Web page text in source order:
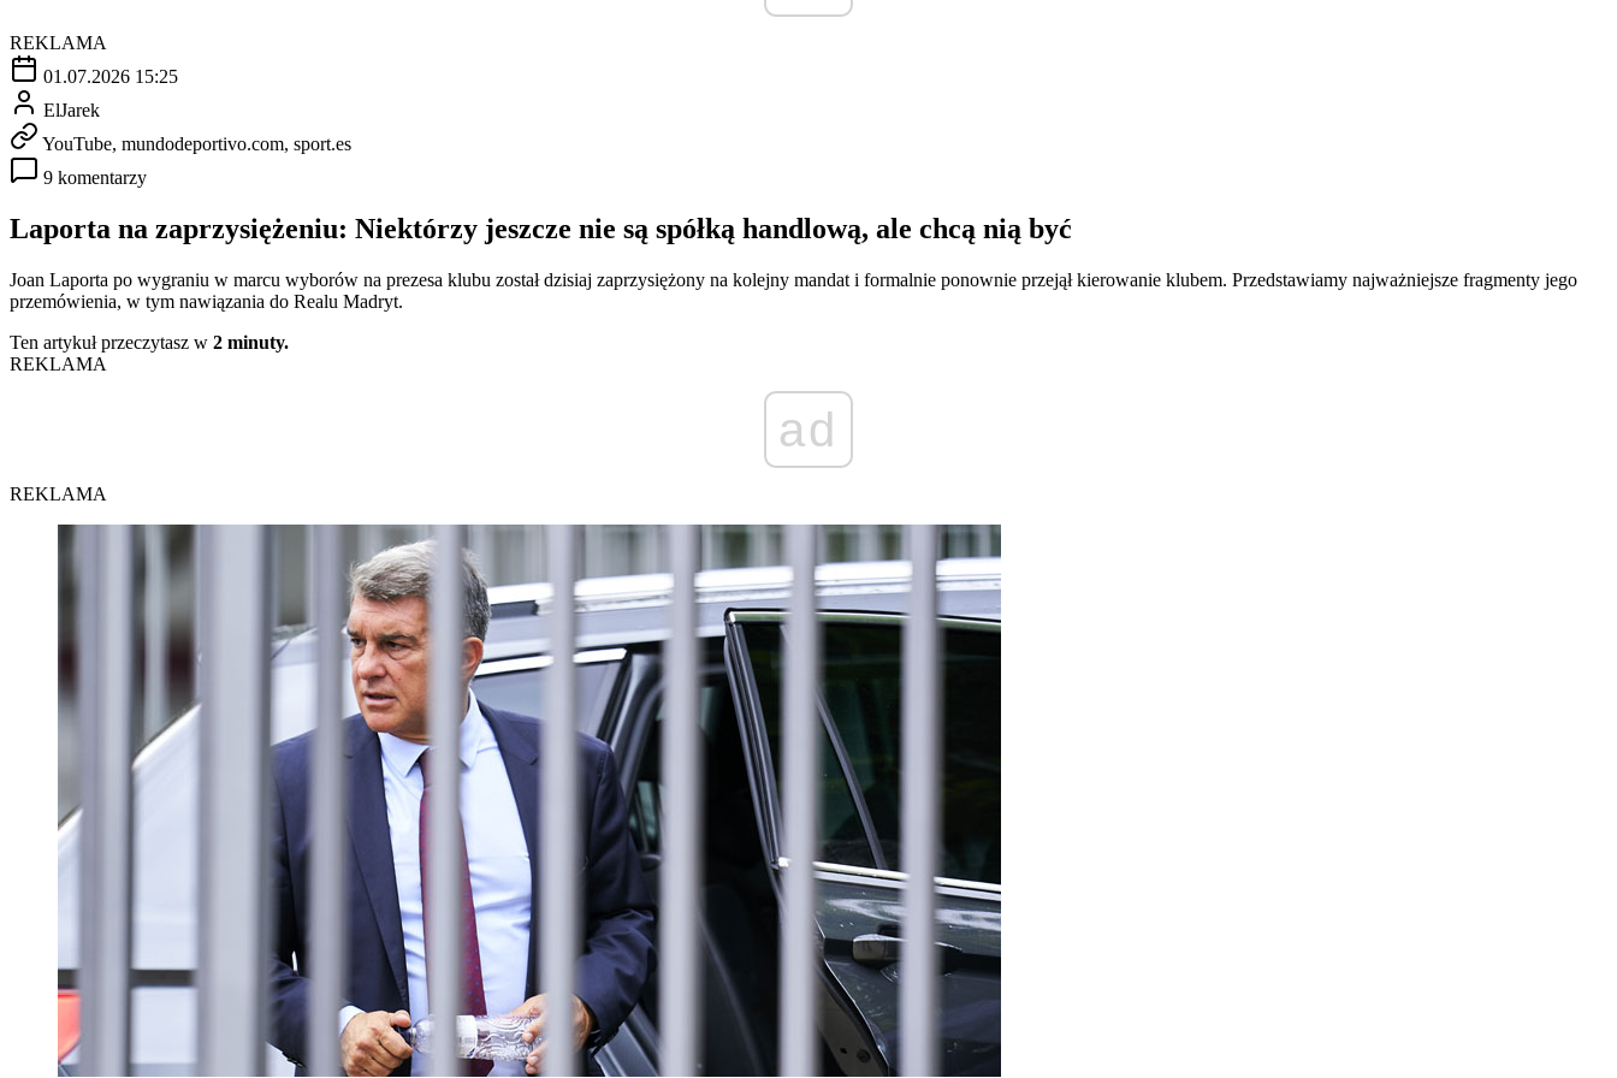
REKLAMA
01.07.2026 15:25
ElJarek
YouTube, mundodeportivo.com, sport.es
9 komentarzy
Laporta na zaprzysiężeniu: Niektórzy jeszcze nie są spółką handlową, ale chcą nią być
Joan Laporta po wygraniu w marcu wyborów na prezesa klubu został dzisiaj zaprzysiężony na kolejny mandat i formalnie ponownie przejął kierowanie klubem. Przedstawiamy najważniejsze fragmenty jego
przemówienia, w tym nawiązania do Realu Madryt.
Ten artykuł przeczytasz w 2 minuty.
REKLAMA
ad
REKLAMA